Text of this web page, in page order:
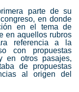
parte de su
en donde
en el tema de
en aquellos rubros
referencia a la
con propuestas
en otros pasajes,
de propuestas
al origen del